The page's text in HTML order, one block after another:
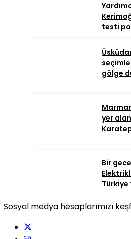
testi
gölge
yer
Bir
Türkiye
Sosyal medya hesaplarımızı